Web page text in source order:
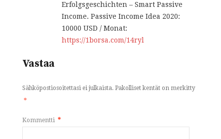
Erfolgsgeschichten – Smart Passive
Income. Passive Income Idea 2020:
10000 USD / Monat:
https://1borsa.com/14ryl
Vastaa
Sähköpostiosoitettasi ei julkaista. Pakolliset kentät on merkitty
*
Kommentti *